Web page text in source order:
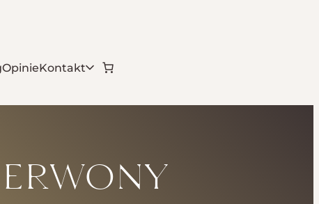
OpinieKontakt